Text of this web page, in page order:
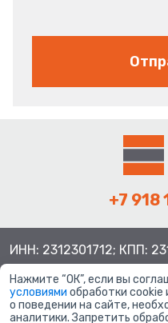
+7
ИНН: 2312301712; КПП:
Нажмите “ОК”, если вы
условиями обработки
о поведении на сайте,
аналитики. Запретить